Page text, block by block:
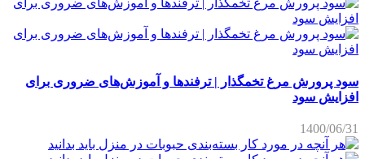
سود پرورش مرغ تخمگذار | ترفندها و آموزش‌های ضروری برای
افزایش سود
1400/06/31